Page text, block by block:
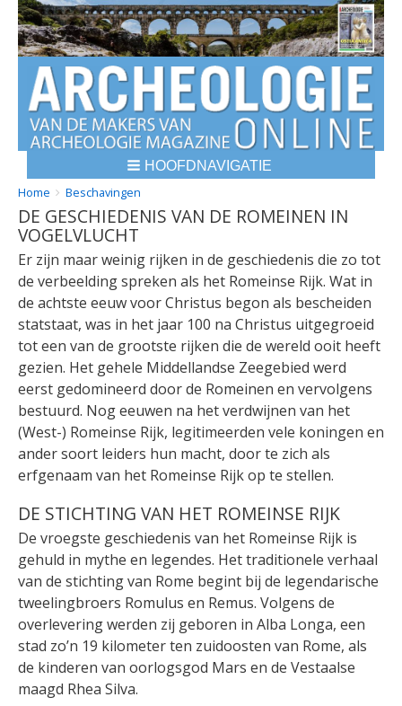
HOOFDNAVIGATIE
BREADCRUMBS
YOU
ARE
HERE:
Home Beschavingen
DE GESCHIEDENIS VAN DE ROMEINEN IN
VOGELVLUCHT
Er zijn maar weinig rijken in de geschiedenis die zo tot
de verbeelding spreken als het Romeinse Rijk. Wat in
de achtste eeuw voor Christus begon als bescheiden
statstaat, was in het jaar 100 na Christus uitgegroeid
tot een van de grootste rijken die de wereld ooit heeft
gezien. Het gehele Middellandse Zeegebied werd
eerst gedomineerd door de Romeinen en vervolgens
bestuurd. Nog eeuwen na het verdwijnen van het
(West-) Romeinse Rijk, legitimeerden vele koningen en
ander soort leiders hun macht, door te zich als
erfgenaam van het Romeinse Rijk op te stellen.
DE STICHTING VAN HET ROMEINSE RIJK
De vroegste geschiedenis van het Romeinse Rijk is
gehuld in mythe en legendes. Het traditionele verhaal
van de stichting van Rome begint bij de legendarische
tweelingbroers Romulus en Remus. Volgens de
overlevering werden zij geboren in Alba Longa, een
stad zo’n 19 kilometer ten zuidoosten van Rome, als
de kinderen van oorlogsgod Mars en de Vestaalse
maagd Rhea Silva.